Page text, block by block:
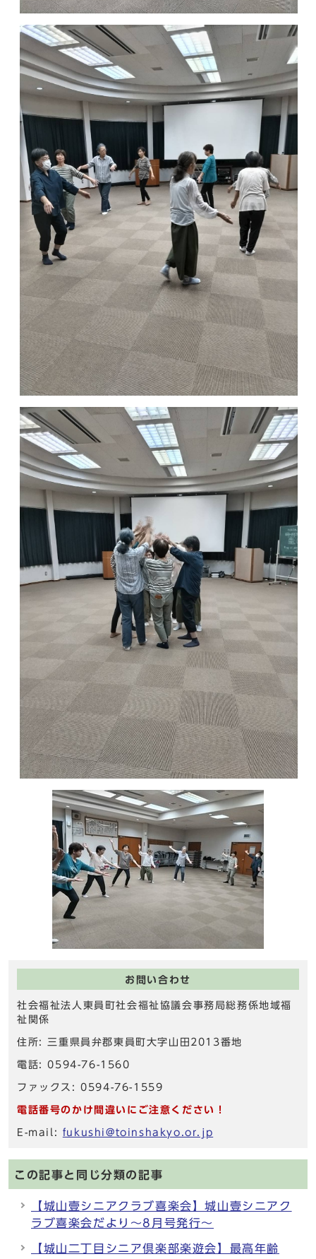
お問い合わせ
社会福祉法人東員町社会福祉協議会事務局総務係地域福
祉関係
住所: 三重県員弁郡東員町大字山田2013番地
電話: 0594-76-1560
ファックス: 0594-76-1559
電話番号のかけ間違いにご注意ください！
E-mail: fukushi@toinshakyo.or.jp
この記事と同じ分類の記事
【城山壹シニアクラブ喜楽会】城山壹シニアク
ラブ喜楽会だより～8月号発行～
【城山二丁目シニア倶楽部楽遊会】最高年齢